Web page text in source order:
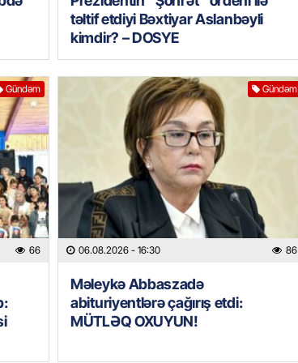
təltif etdiyi Bəxtiyar Aslanbəyli
kimdir? – DOSYE
Gündəm
66
Gündəm
06.08.2026 - 16:30 86
Məleykə Abbaszadə
abituriyentlərə çağırış etdi:
MÜTLƏQ OXUYUN!